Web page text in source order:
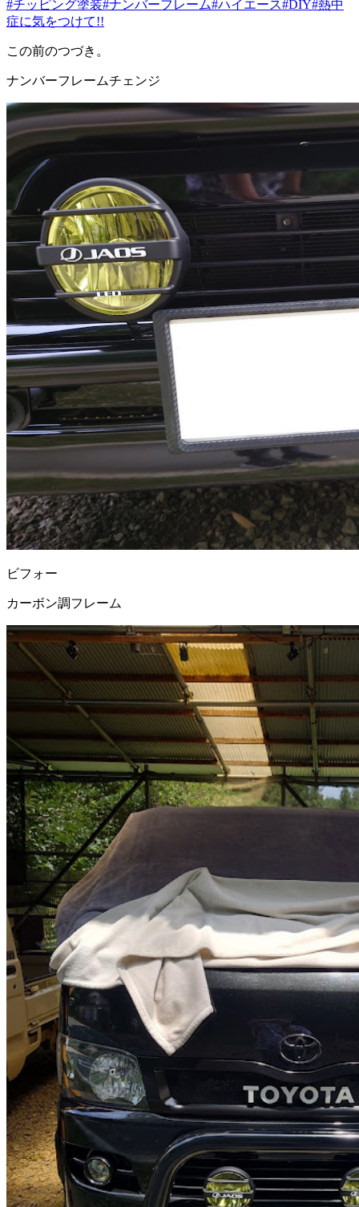
#チッピング塗装#ナンバーフレーム#ハイエース#DIY#熱中
症に気をつけて!!
この前のつづき。
ナンバーフレームチェンジ
ビフォー
カーボン調フレーム